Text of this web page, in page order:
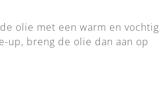
olie met een warm en vochtig
up, breng de olie dan aan op